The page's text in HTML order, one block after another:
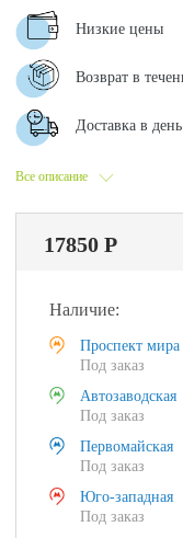
Все описание
Низкие цены
Возврат в
Доставка в день
17850 Р
Наличие:
Проспект мира
Под заказ
Автозаводская
Под заказ
Первомайская
Под заказ
Юго-западная
Под заказ